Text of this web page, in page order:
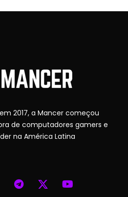
2017, a Mancer começou
de computadores gamers e
na América Latina